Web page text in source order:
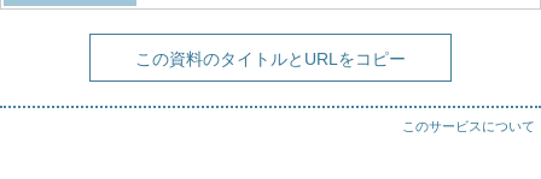
この資料のタイトルとURLをコピー
このサービスについて